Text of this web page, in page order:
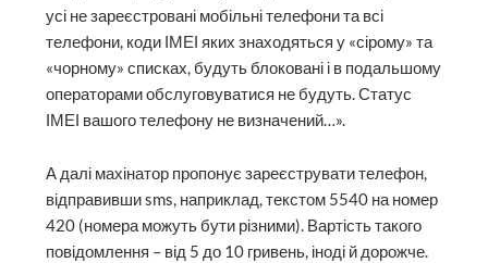
усі не зареєстровані мобільні телефони та всі
телефони, коди ІМЕІ яких знаходяться у «сірому» та
«чорному» списках, будуть блоковані і в подальшому
операторами обслуговуватися не будуть. Статус
ІМЕІ вашого телефону не визначений…».
А далі махінатор пропонує зареєструвати телефон,
відправивши sms, наприклад, текстом 5540 на номер
420 (номера можуть бути різними). Вартість такого
повідомлення – від 5 до 10 гривень, іноді й дорожче.